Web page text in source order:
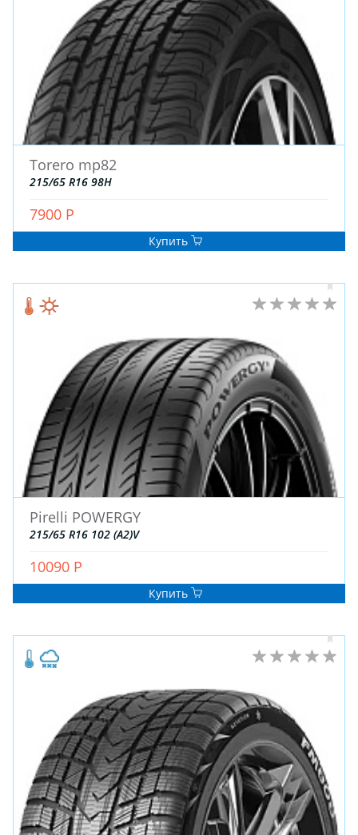
ЗИМНИЕ
ЛЕТНИЕ
ДЛЯ СПЕЦТЕХНИКИ
ДЛЯ ГРУЗОВЫХ АВТО
ДЛЯ ГРУЗОВЫХ АВТО
ДЛЯ ЛЕГКОВЫХ АВТО
ШИНЫ
ДИСКИ
АККУМУЛЯТОРЫ
Torero mp82
215/65 R16 98H
7900 Р
Купить
Pirelli POWERGY
215/65 R16 102 (A2)V
10090 Р
Купить